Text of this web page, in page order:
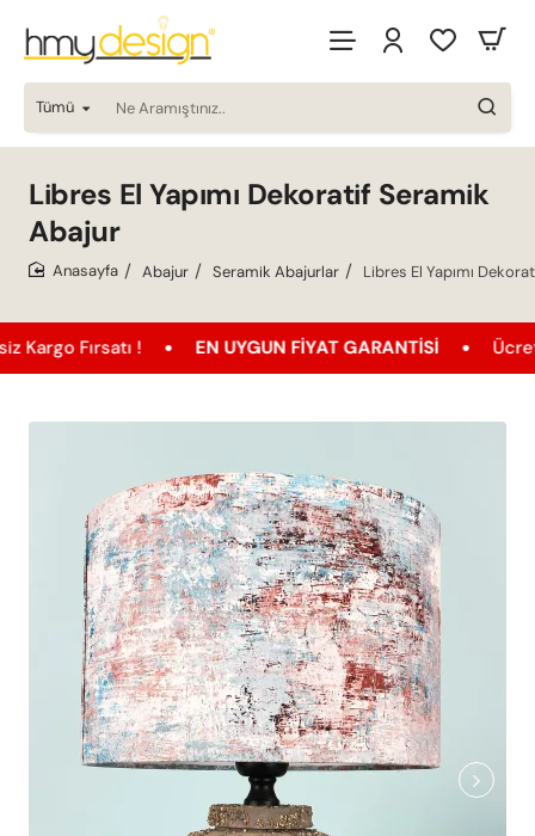
Tümü
Ne
Aramıştınız..
Libres El Yapımı Dekoratif Seramik
Abajur
Abajur Seramik Abajurlar Libres El Yapımı
! EN UYGUN FIYAT GARANTISI Ücretsiz